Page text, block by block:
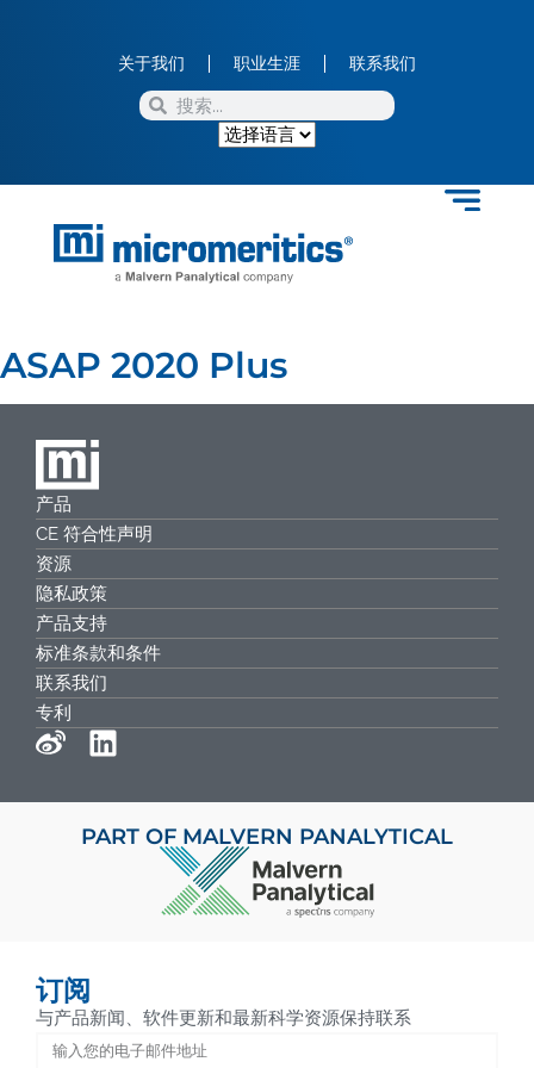
关于我们 职业生涯 联系我们
ASAP 2020 Plus
产品
CE 符合性声明
资源
隐私政策
产品支持
标准条款和条件
联系我们
专利
PART OF MALVERN PANALYTICAL
订阅
与产品新闻、软件更新和最新科学资源保持联系